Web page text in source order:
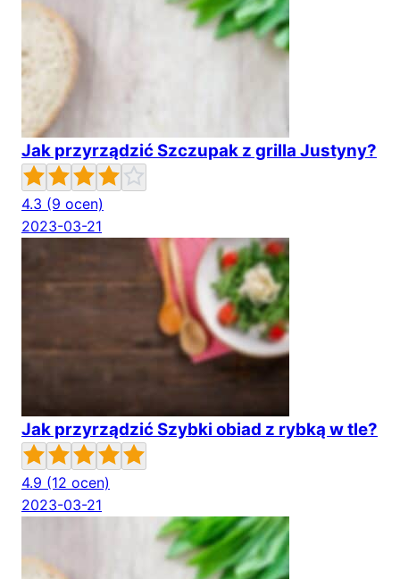
Jak przyrządzić Szczupak z grilla Justyny?
4.3 (9 ocen)
2023-03-21
Jak przyrządzić Szybki obiad z rybką w tle?
4.9 (12 ocen)
2023-03-21